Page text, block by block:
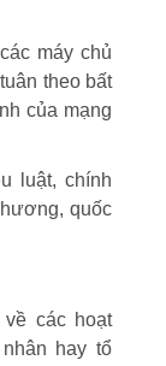
máy chủ
theo bất
của mạng
luật, chính
quốc
về các hoạt
hay tổ